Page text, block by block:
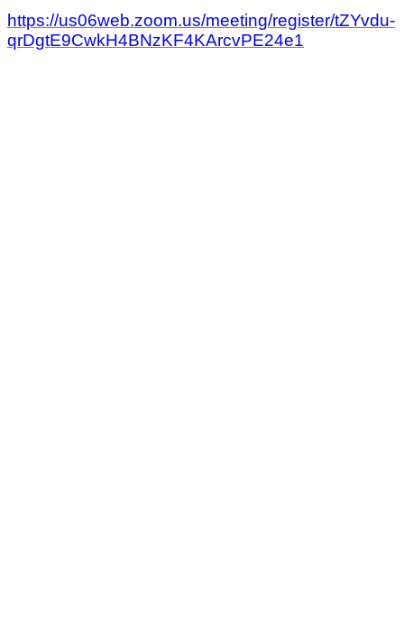
https://us06web.zoom.us/meeting/register/tZYvdu-
qrDgtE9CwkH4BNzKF4KArcvPE24e1